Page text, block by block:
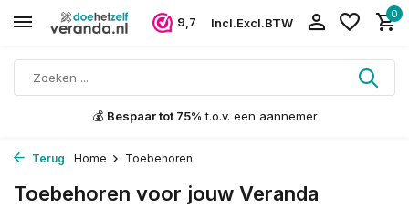
9,7 Incl.Excl.BTW
0
Bespaar tot 75%t.o.v. een aannemer
Terug Home Toebehoren
Toebehoren voor jouw Veranda